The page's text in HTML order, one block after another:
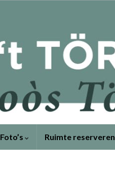
Foto’s Ruimte reserveren